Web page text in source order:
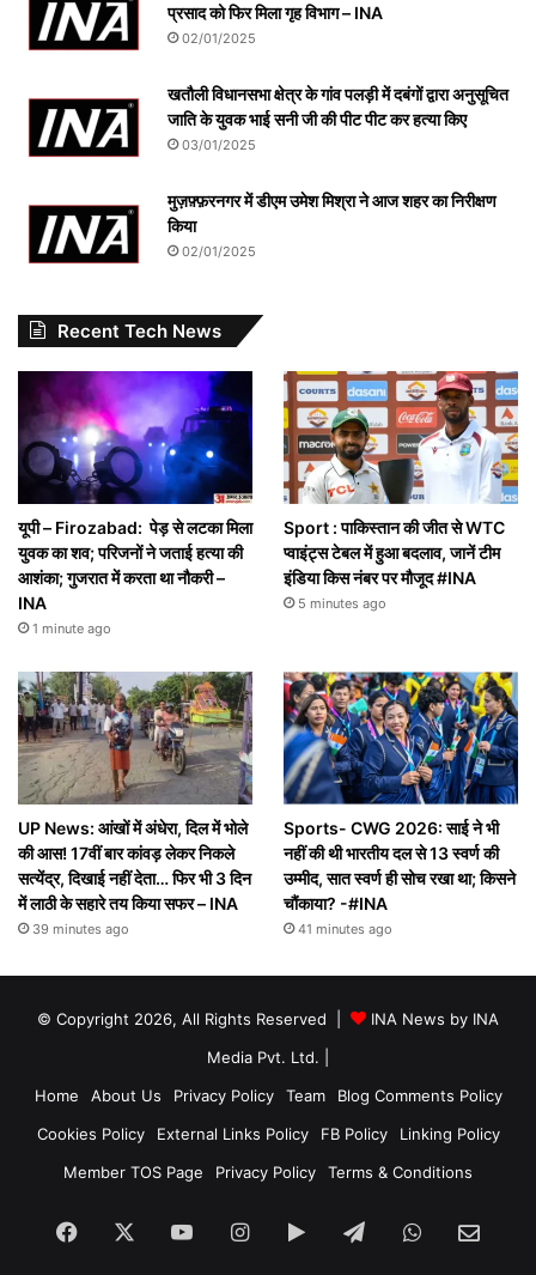
प्रसाद को फिर मिला गृह विभाग – INA
02/01/2025
खतौली विधानसभा क्षेत्र के गांव पलड़ी में दबंगों द्वारा अनुसूचित
जाति के युवक भाई सनी जी की पीट पीट कर हत्या किए
03/01/2025
मुज़फ़्फ़रनगर में डीएम उमेश मिश्रा ने आज शहर का निरीक्षण
किया
02/01/2025
Recent Tech News
यूपी – Firozabad: पेड़ से लटका मिला
युवक का शव; परिजनों ने जताई हत्या की
आशंका; गुजरात में करता था नौकरी –
INA
1 minute ago
Sport : पाकिस्तान की जीत से WTC
प्वाइंट्स टेबल में हुआ बदलाव, जानें टीम
इंडिया किस नंबर पर मौजूद #INA
5 minutes ago
UP News: आंखों में अंधेरा, दिल में भोले
की आस! 17वीं बार कांवड़ लेकर निकले
सत्येंद्र, दिखाई नहीं देता… फिर भी 3 दिन
में लाठी के सहारे तय किया सफर – INA
39 minutes ago
Sports- CWG 2026: साई ने भी
नहीं की थी भारतीय दल से 13 स्वर्ण की
उम्मीद, सात स्वर्ण ही सोच रखा था; किसने
चौंकाया? -#INA
41 minutes ago
© Copyright 2026, All Rights Reserved |
INA News by INA
Media Pvt. Ltd.
Home
About Us Privacy Policy Team
Blog Comments Policy
Cookies Policy
External Links Policy FB Policy
Linking Policy
Member TOS Page
Privacy Policy Terms & Conditions
Facebook YouTubeInstagram
Google TelegramWhatsApp